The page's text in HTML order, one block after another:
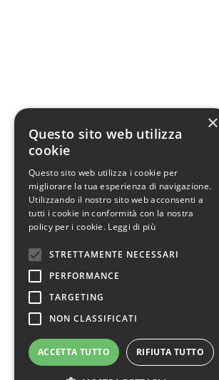
La nostra linea comprende
adatto alle tue esigenze
Magazine
TUTTE LE NEWS
×
Questo sito web utilizza
cookie
Questo sito web utilizza i cookie per
migliorare la tua esperienza di navigazione.
Utilizzando il nostro sito web acconsenti a
tutti i cookie in conformità con la nostra
policy per i cookie. Leggi di più
STRETTAMENTE NECESSARI
PERFORMANCE
TARGETING
NON CLASSIFICATI
ACCETTA TUTTO RIFIUTA TUTTO